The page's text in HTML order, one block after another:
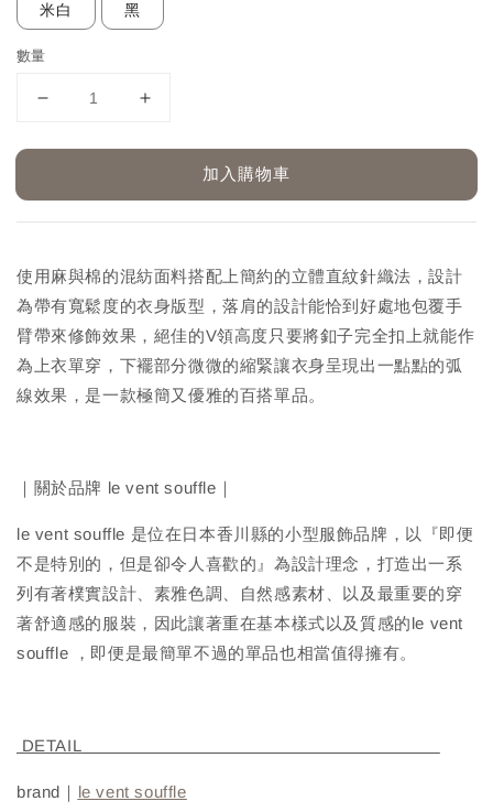
米白 黑
數量
加入購物車
使用麻與棉的混紡面料搭配上簡約的立體直紋針織法，設計
為帶有寬鬆度的衣身版型，落肩的設計能恰到好處地包覆手
臂帶來修飾效果，絕佳的V領高度只要將釦子完全扣上就能作
為上衣單穿，下襬部分微微的縮緊讓衣身呈現出一點點的弧
線效果，是一款極簡又優雅的百搭單品。
｜關於品牌 le vent souffle｜
le vent souffle 是位在日本香川縣的小型服飾品牌，以『即便
不是特別的，但是卻令人喜歡的』為設計理念，打造出一系
列有著樸實設計、素雅色調、自然感素材、以及最重要的穿
著舒適感的服裝，因此讓著重在基本樣式以及質感的le vent
souffle ，即便是最簡單不過的單品也相當值得擁有。
DETAIL
brand｜ le vent souffle